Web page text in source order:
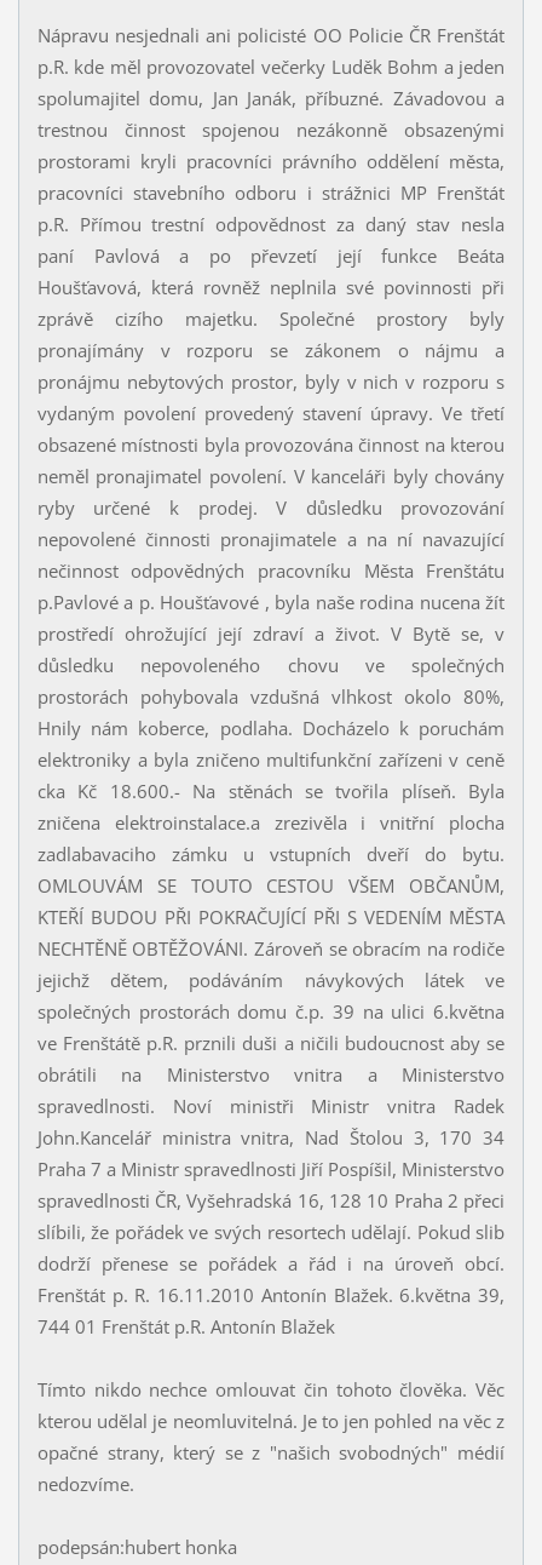
Nápravu nesjednali ani policisté OO Policie ČR Frenštát
p.R. kde měl provozovatel večerky Luděk Bohm a jeden
spolumajitel domu, Jan Janák, příbuzné. Závadovou a
trestnou činnost spojenou nezákonně obsazenými
prostorami kryli pracovníci právního oddělení města,
pracovníci stavebního odboru i strážnici MP Frenštát
p.R. Přímou trestní odpovědnost za daný stav nesla
paní Pavlová a po převzetí její funkce Beáta
Houšťavová, která rovněž neplnila své povinnosti při
zprávě cizího majetku. Společné prostory byly
pronajímány v rozporu se zákonem o nájmu a
pronájmu nebytových prostor, byly v nich v rozporu s
vydaným povolení provedený stavení úpravy. Ve třetí
obsazené místnosti byla provozována činnost na kterou
neměl pronajimatel povolení. V kanceláři byly chovány
ryby určené k prodej. V důsledku provozování
nepovolené činnosti pronajimatele a na ní navazující
nečinnost odpovědných pracovníku Města Frenštátu
p.Pavlové a p. Houšťavové , byla naše rodina nucena žít
prostředí ohrožující její zdraví a život. V Bytě se, v
důsledku nepovoleného chovu ve společných
prostorách pohybovala vzdušná vlhkost okolo 80%,
Hnily nám koberce, podlaha. Docházelo k poruchám
elektroniky a byla zničeno multifunkční zařízeni v ceně
cka Kč 18.600.- Na stěnách se tvořila plíseň. Byla
zničena elektroinstalace.a zrezivěla i vnitřní plocha
zadlabavaciho zámku u vstupních dveří do bytu.
OMLOUVÁM SE TOUTO CESTOU VŠEM OBČANŮM,
KTEŘÍ BUDOU PŘI POKRAČUJÍCÍ PŘI S VEDENÍM MĚSTA
NECHTĚNĚ OBTĚŽOVÁNI. Zároveň se obracím na rodiče
jejichž dětem, podáváním návykových látek ve
společných prostorách domu č.p. 39 na ulici 6.května
ve Frenštátě p.R. prznili duši a ničili budoucnost aby se
obrátili na Ministerstvo vnitra a Ministerstvo
spravedlnosti. Noví ministři Ministr vnitra Radek
John.Kancelář ministra vnitra, Nad Štolou 3, 170 34
Praha 7 a Ministr spravedlnosti Jiří Pospíšil, Ministerstvo
spravedlnosti ČR, Vyšehradská 16, 128 10 Praha 2 přeci
slíbili, že pořádek ve svých resortech udělají. Pokud slib
dodrží přenese se pořádek a řád i na úroveň obcí.
Frenštát p. R. 16.11.2010 Antonín Blažek. 6.května 39,
744 01 Frenštát p.R. Antonín Blažek
Tímto nikdo nechce omlouvat čin tohoto člověka. Věc
kterou udělal je neomluvitelná. Je to jen pohled na věc z
opačné strany, který se z "našich svobodných" médií
nedozvíme.
podepsán:hubert honka